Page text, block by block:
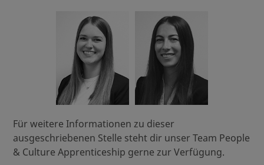
Für weitere Informationen zu dieser
ausgeschriebenen Stelle steht dir unser Team People
& Culture Apprenticeship gerne zur Verfügung.